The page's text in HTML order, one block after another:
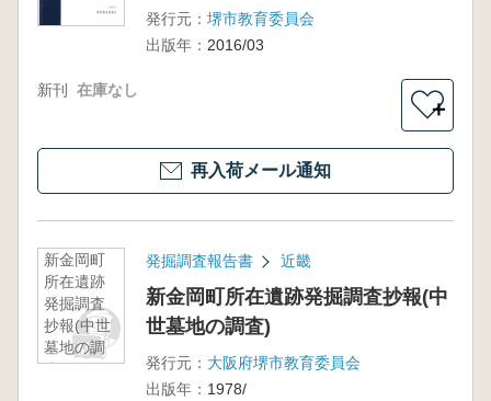
発行元： 堺市教育委員会
出版年： 2016/03
新刊 在庫なし
＋
再入荷メール通知
新金岡町
所在遺跡
発掘調査
抄報(中世
墓地の調
査)
発掘調査報告書 近畿
新金岡町所在遺跡発掘調査抄報(中
世墓地の調査)
発行元： 大阪府堺市教育委員会
出版年： 1978/